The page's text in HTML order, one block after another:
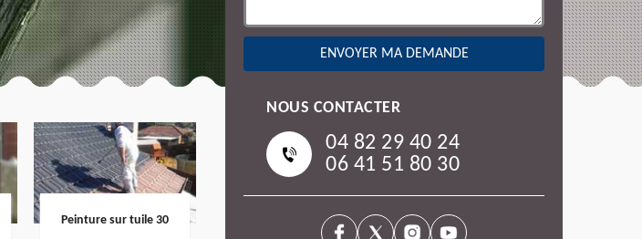
Peinture sur tuile 30
NOUS CONTACTER
04 82 29 40 24
06 41 51 80 30